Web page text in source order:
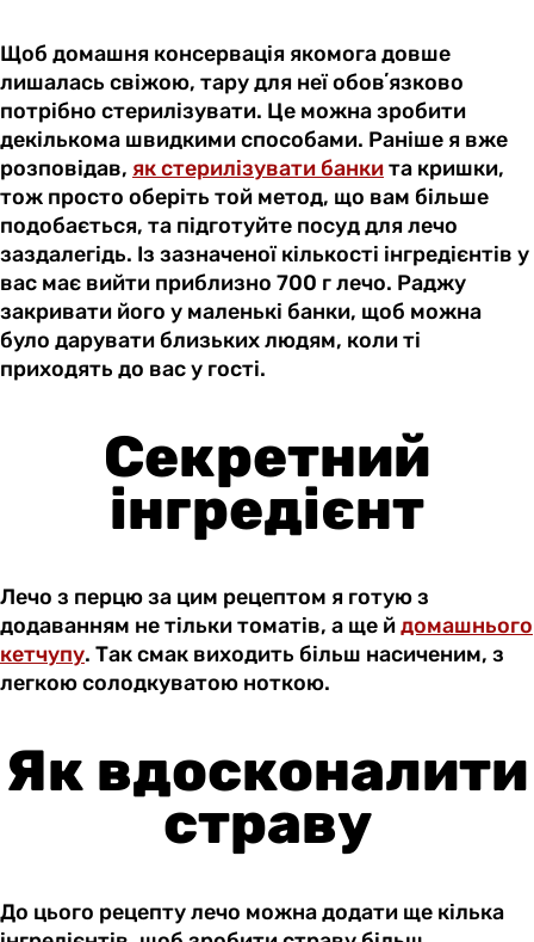
Щоб домашня консервація якомога довше
лишалась свіжою, тару для неї обовʼязково
потрібно стерилізувати. Це можна зробити
декількома швидкими способами. Раніше я вже
розповідав, як стерилізувати банкита кришки,
тож просто оберіть той метод, що вам більше
подобається, та підготуйте посуд для лечо
заздалегідь. Із зазначеної кількості інгредієнтів у
вас має вийти приблизно 700 г лечо. Раджу
закривати його у маленькі банки, щоб можна
було дарувати близьких людям, коли ті
приходять до вас у гості.
Секретний
інгредієнт
Лечо з перцю за цим рецептом я готую з
додаванням не тільки томатів, а ще йдомашнього
кетчупу. Так смак виходить більш насиченим, з
легкою солодкуватою ноткою.
Як вдосконалити
страву
До цього рецепту лечо можна додати ще кілька